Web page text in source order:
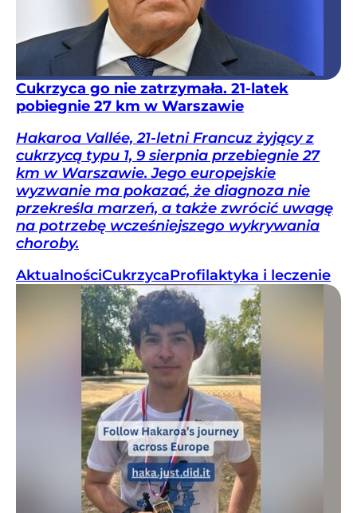
Cukrzyca go nie zatrzymała. 21-latek
pobiegnie 27 km w Warszawie
Hakaroa Vallée, 21-letni Francuz żyjący z
cukrzycą typu 1, 9 sierpnia przebiegnie 27
km w Warszawie. Jego europejskie
wyzwanie ma pokazać, że diagnoza nie
przekreśla marzeń, a także zwrócić uwagę
na potrzebę wcześniejszego wykrywania
choroby.
AktualnościCukrzycaProfilaktyka i leczenie